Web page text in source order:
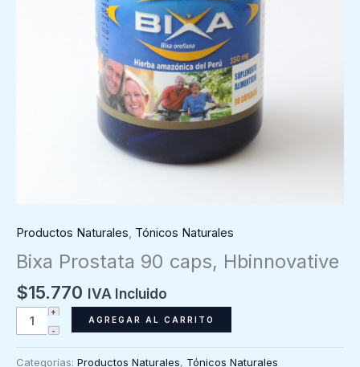
Productos Naturales, Tónicos Naturales
Bixa Prostata 90 caps, Hbinnovative
$15.770 IVA Incluido
Bixa
Prostata
AGREGAR AL CARRITO
Categorías: Productos Naturales, Tónicos Naturales